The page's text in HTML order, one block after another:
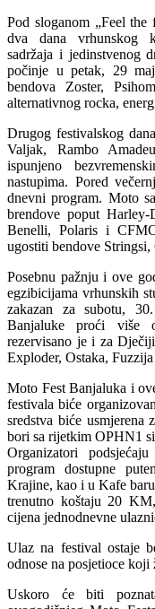
Pod sloganom „Feel
dva dana vrhunskog
sadržaja i jedinstvenog
počinje u petak, 29
bendova Zoster,
alternativnog rocka,
Drugog festivalskog
Valjak, Rambo
ispunjeno
nastupima. Pored
dnevni program. Moto
brendove poput
Benelli, Polaris i
ugostiti bendove Stringsi,
Posebnu pažnju i ove
egzibicijama vrhunskih
zakazan za subotu,
Banjaluke proći više
rezervisano je i za
Exploder, Ostaka,
Moto Fest Banjaluka i
festivala biće
sredstva biće
bori sa rijetkim OPHN1
Organizatori
program dostupne
Krajine, kao i u Kafe
trenutno koštaju 20
cijena jednodnevne
Ulaz na festival ostaje
odnose na posjetioce
Uskoro će biti